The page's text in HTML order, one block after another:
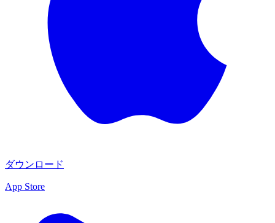
ダウンロード
App Store